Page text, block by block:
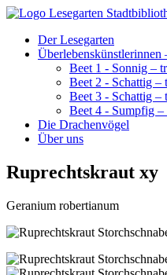
Der Lesegarten
Überlebenskünstlerinnen
Beet 1 - Sonnig –
Beet 2 - Schattig –
Beet 3 - Schattig –
Beet 4 - Sumpfig –
Die Drachenvögel
Über uns
Ruprechtskraut xy
Geranium robertianum